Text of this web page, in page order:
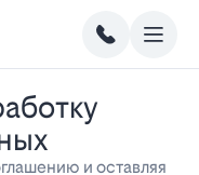
и оставляя